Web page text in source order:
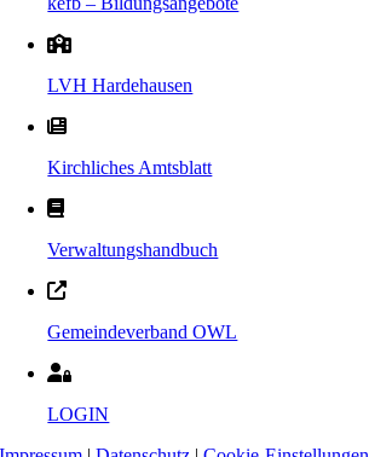
LVH Hardehausen
Kirchliches Amtsblatt
Verwaltungshandbuch
Gemeindeverband OWL
LOGIN